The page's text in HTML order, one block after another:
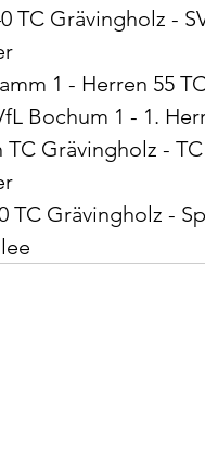
TC Grävingholz -
1 - Herren 55
Bochum 1 - 1.
TC Grävingholz -
TC Grävingholz -